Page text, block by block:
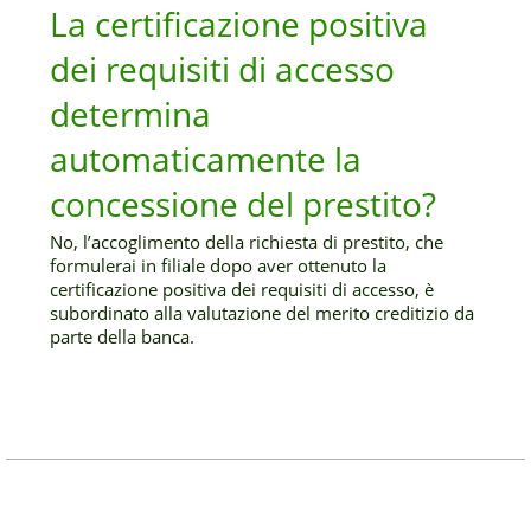
La certificazione positiva
dei requisiti di accesso
determina
automaticamente la
concessione del prestito?
No, l’accoglimento della richiesta di prestito, che
formulerai in filiale dopo aver ottenuto la
certificazione positiva dei requisiti di accesso, è
subordinato alla valutazione del merito creditizio da
parte della banca.